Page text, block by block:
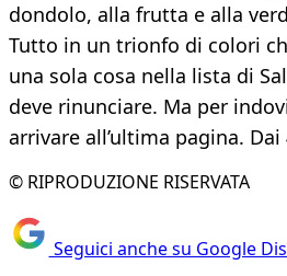
dondolo, alla frutta e alla
Tutto in un trionfo di colori
una sola cosa nella lista di
deve rinunciare. Ma per
arrivare all’ultima pagina. Dai
© RIPRODUZIONE RISERVATA
Seguici anche su Google